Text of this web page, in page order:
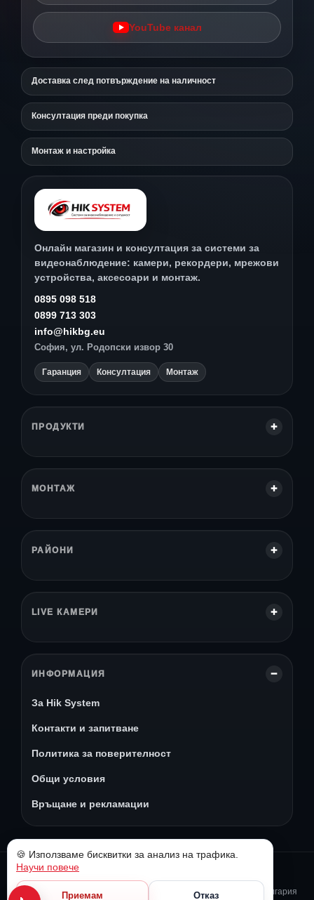
YouTube канал
Доставка след потвърждение на наличност
Консултация преди покупка
Монтаж и настройка
Онлайн магазин и консултация за системи за
видеонаблюдение: камери, рекордери, мрежови
устройства, аксесоари и монтаж.
0895 098 518
0899 713 303
info@hikbg.eu
София, ул. Родопски извор 30
Гаранция Консултация Монтаж
ПРОДУКТИ
МОНТАЖ
РАЙОНИ
LIVE КАМЕРИ
ИНФОРМАЦИЯ
За Hik System
Контакти и запитване
Политика за поверителност
Общи условия
Връщане и рекламации
© 2026 Hik System
Камери за видеонаблюдение, доставка и монтаж в София и България
🍪 Използваме бисквитки за анализ на трафика.
Научи повече
Приемам Отказ